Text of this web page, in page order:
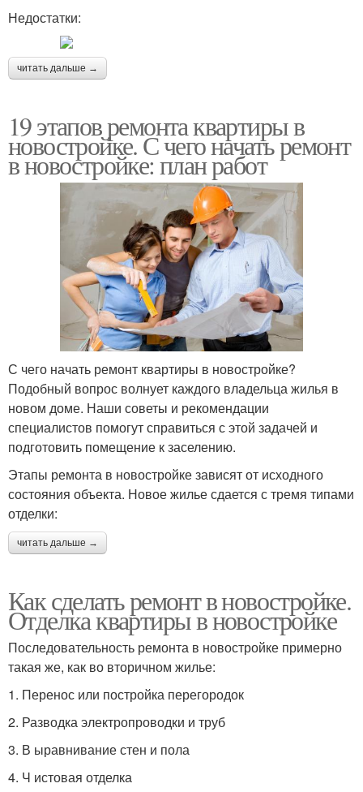
Недостатки:
читать дальше →
19 этапов ремонта квартиры в
новостройке. С чего начать ремонт
в новостройке: план работ
С чего начать ремонт квартиры в новостройке?
Подобный вопрос волнует каждого владельца жилья в
новом доме. Наши советы и рекомендации
специалистов помогут справиться с этой задачей и
подготовить помещение к заселению.
Этапы ремонта в новостройке зависят от исходного
состояния объекта. Новое жилье сдается с тремя типами
отделки:
читать дальше →
Как сделать ремонт в новостройке.
Отделка квартиры в новостройке
Последовательность ремонта в новостройке примерно
такая же, как во вторичном жилье:
1. Перенос или постройка перегородок
2. Разводка электропроводки и труб
3. В ыравнивание стен и пола
4. Ч истовая отделка